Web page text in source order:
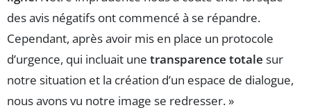
des avis négatifs ont commencé à se répandre.
Cependant, après avoir mis en place un protocole
d’urgence, qui incluait une transparence totale sur
notre situation et la création d’un espace de dialogue,
nous avons vu notre image se redresser. »